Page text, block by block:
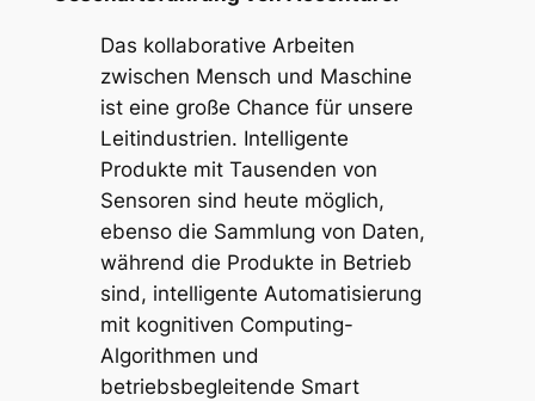
Das kollaborative Arbeiten
zwischen Mensch und Maschine
ist eine große Chance für unsere
Leitindustrien. Intelligente
Produkte mit Tausenden von
Sensoren sind heute möglich,
ebenso die Sammlung von Daten,
während die Produkte in Betrieb
sind, intelligente Automatisierung
mit kognitiven Computing-
Algorithmen und
betriebsbegleitende Smart